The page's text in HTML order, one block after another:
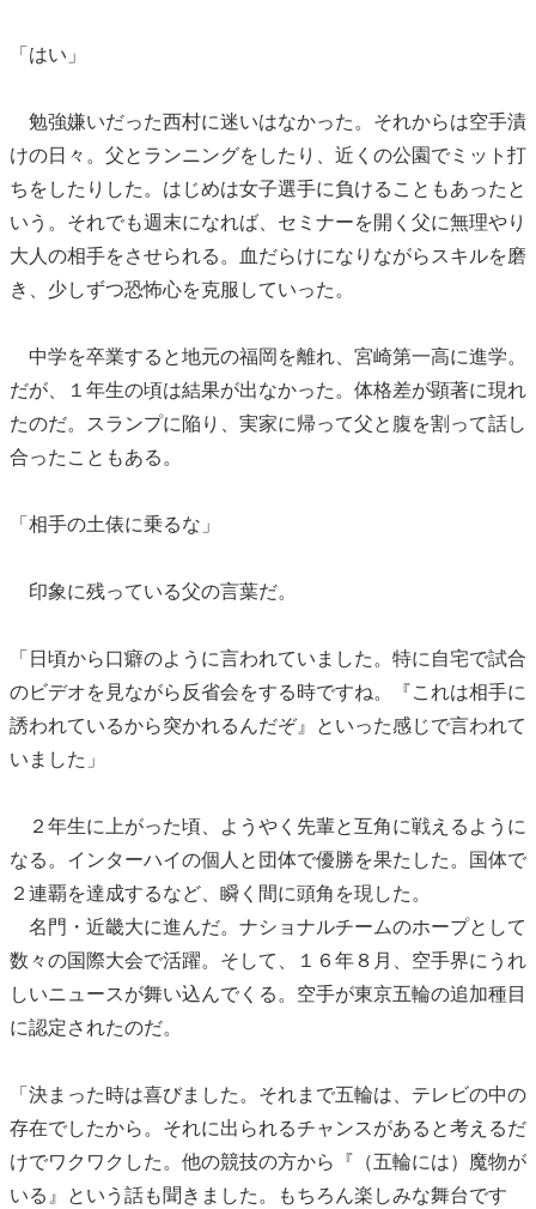
「はい」
勉強嫌いだった西村に迷いはなかった。それからは空手漬
けの日々。父とランニングをしたり、近くの公園でミット打
ちをしたりした。はじめは女子選手に負けることもあったと
いう。それでも週末になれば、セミナーを開く父に無理やり
大人の相手をさせられる。血だらけになりながらスキルを磨
き、少しずつ恐怖心を克服していった。
中学を卒業すると地元の福岡を離れ、宮崎第一高に進学。
だが、１年生の頃は結果が出なかった。体格差が顕著に現れ
たのだ。スランプに陥り、実家に帰って父と腹を割って話し
合ったこともある。
「相手の土俵に乗るな」
印象に残っている父の言葉だ。
「日頃から口癖のように言われていました。特に自宅で試合
のビデオを見ながら反省会をする時ですね。『これは相手に
誘われているから突かれるんだぞ』といった感じで言われて
いました」
２年生に上がった頃、ようやく先輩と互角に戦えるように
なる。インターハイの個人と団体で優勝を果たした。国体で
２連覇を達成するなど、瞬く間に頭角を現した。
名門・近畿大に進んだ。ナショナルチームのホープとして
数々の国際大会で活躍。そして、１６年８月、空手界にうれ
しいニュースが舞い込んでくる。空手が東京五輪の追加種目
に認定されたのだ。
「決まった時は喜びました。それまで五輪は、テレビの中の
存在でしたから。それに出られるチャンスがあると考えるだ
けでワクワクした。他の競技の方から『（五輪には）魔物が
いる』という話も聞きました。もちろん楽しみな舞台です